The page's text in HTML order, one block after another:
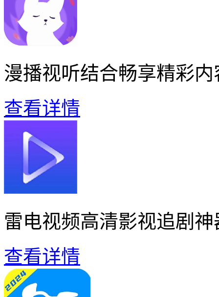
漫播视听结合畅享精彩内
查看详情
雷电视频高清影视追剧神
查看详情